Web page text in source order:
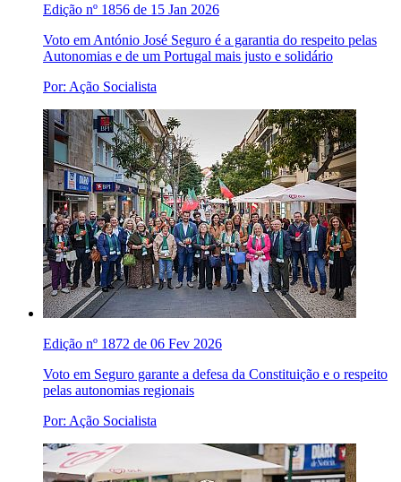
Edição nº 1856 de 15 Jan 2026
Voto em António José Seguro é a garantia do respeito pelas
Autonomias e de um Portugal mais justo e solidário
Por: Ação Socialista
Edição nº 1872 de 06 Fev 2026
Voto em Seguro garante a defesa da Constituição e o respeito
pelas autonomias regionais
Por: Ação Socialista